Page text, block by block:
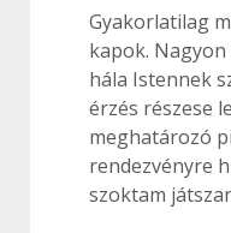
Gyakorlatilag
kapok.
hála Istennek
érzés részese
meghatározó
rendezvényre
szoktam